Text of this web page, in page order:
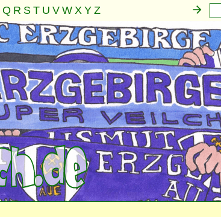
Q R S T U V W X Y Z
·Nahrung·Natur·Sonstiges